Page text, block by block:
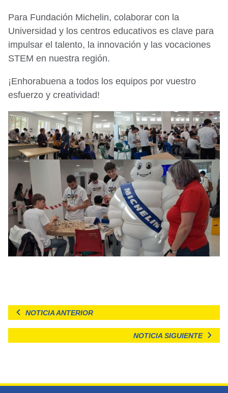
Para Fundación Michelin, colaborar con la
Universidad y los centros educativos es clave para
impulsar el talento, la innovación y las vocaciones
STEM en nuestra región.
¡Enhorabuena a todos los equipos por vuestro
esfuerzo y creatividad!
NOTICIA ANTERIOR
NOTICIA SIGUIENTE